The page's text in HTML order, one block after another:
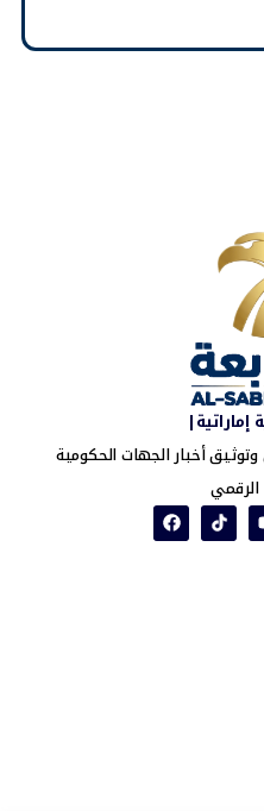
إماراتية|
أخبار الجهات الحكومية
الرقمي